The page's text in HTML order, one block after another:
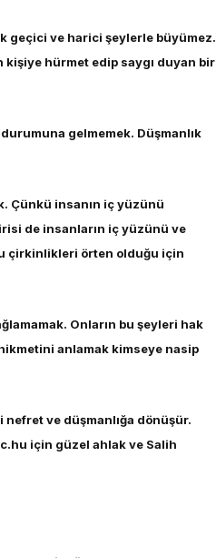
geçici ve harici şeylerle büyümez.
hürmet edip saygı duyan bir
gelmemek. Düşmanlık
Çünkü insanın iç yüzünü
de insanların iç yüzünü ve
çirkinlikleri örten olduğu için
Onların bu şeyleri hak
anlamak kimseye nasip
ve düşmanlığa dönüşür.
için güzel ahlak ve Salih